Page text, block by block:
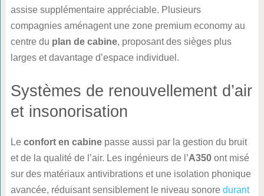
assise supplémentaire appréciable. Plusieurs
compagnies aménagent une zone premium economy au
centre du plan de cabine, proposant des sièges plus
larges et davantage d’espace individuel.
Systèmes de renouvellement d’air
et insonorisation
Le confort en cabinepasse aussi par la gestion du bruit
et de la qualité de l’air. Les ingénieurs de l’A350ont misé
sur des matériaux antivibrations et une isolation phonique
avancée, réduisant sensiblement le niveau sonore durant